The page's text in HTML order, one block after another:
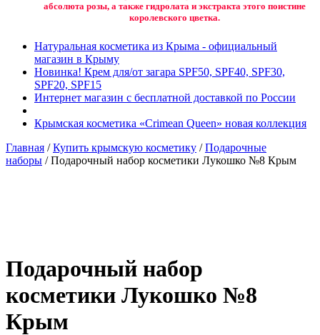
абсолюта розы, а также гидролата и экстракта этого поистине
королевского цветка.
Натуральная косметика из Крыма - официальный
магазин в Крыму
Новинка! Крем для/от загара SPF50, SPF40, SPF30,
SPF20, SPF15
Интернет магазин с бесплатной доставкой по России
Крымская косметика «Crimean Queen» новая коллекция
Главная /Купить крымскую косметику /Подарочные
наборы / Подарочный набор косметики Лукошко №8 Крым
Подарочный набор
косметики Лукошко №8
Крым